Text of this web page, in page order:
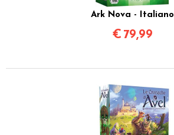
Ark Nova - Italiano
€ 79,99